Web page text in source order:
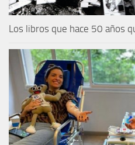
Los libros que hace 50 años